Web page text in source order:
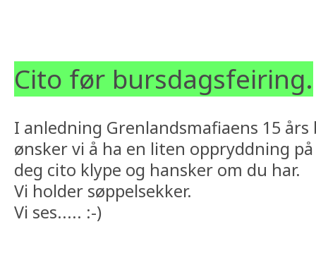
Cito før bursdagsfeiring.
I anledning Grenlandsmafiaens 15
ønsker vi å ha en liten oppryddning på
deg cito klype og hansker om du har.
Vi holder søppelsekker.
Vi ses..... :-)